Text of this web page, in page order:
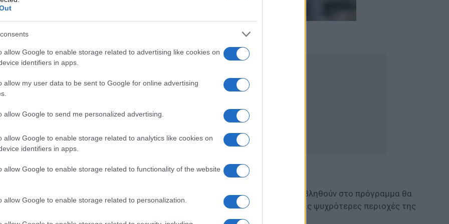
allow Google to enable storage related to advertising like cookies on
identifiers in apps.
allow my user data to be sent to Google for online advertising
allow Google to send me personalized advertising.
allow Google to enable storage related to analytics like cookies on
identifiers in apps.
allow Google to enable storage related to functionality of the website
allow Google to enable storage related to personalization.
2025: Τι πρέπει να ξέρουν οι δικαιούχοι
κριτήριο αξιολόγησης των προτάσεων ενεργειακής αναβάθμισης που θα υποβληθούν στο πρόγραμμα θα
οι βαθμοημέρες θέρμανσης και θα δίνεται προτεραιότητα στις ψυχρότερες περιοχές της